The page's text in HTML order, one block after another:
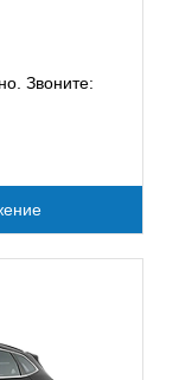
Звоните: